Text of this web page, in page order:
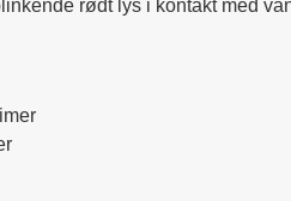
rødt lys i kontakt med